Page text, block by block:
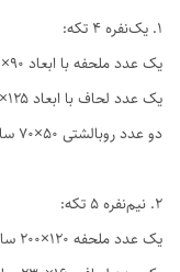
1. یک‌نفره ۴ تکه:
یک عدد ملحفه با ابعاد ۹۰×۲۰۰ سانتی‌متر
یک عدد لحاف با ابعاد ۱۲۵×۲۳۰ سانتی‌متر
دو عدد روبالشتی ۵۰×۷۰ سانتی‌متر
2. نیم‌نفره ۵ تکه:
یک عدد ملحفه ۱۲۰×۲۰۰ سانتی‌متر